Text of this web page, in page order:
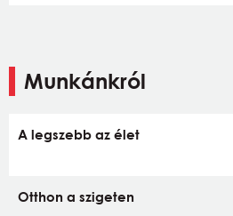
Munkánkról
A legszebb az élet
Otthon a szigeten